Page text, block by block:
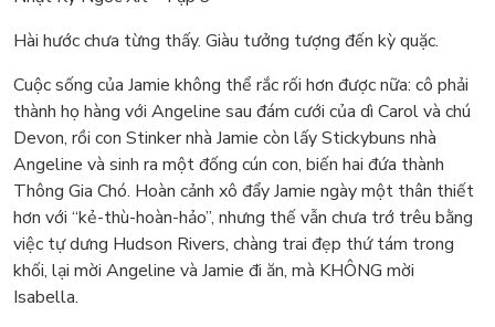
Hài hước chưa từng thấy. Giàu tưởng tượng đến kỳ quặc.
Cuộc sống của Jamie không thể rắc rối hơn được nữa: cô phải
thành họ hàng với Angeline sau đám cưới của dì Carol và chú
Devon, rồi con Stinker nhà Jamie còn lấy Stickybuns nhà
Angeline và sinh ra một đống cún con, biến hai đứa thành
Thông Gia Chó. Hoàn cảnh xô đẩy Jamie ngày một thân thiết
hơn với “kẻ-thù-hoàn-hảo”, nhưng thế vẫn chưa trớ trêu bằng
việc tự dưng Hudson Rivers, chàng trai đẹp thứ tám trong
khối, lại mời Angeline và Jamie đi ăn, mà KHÔNG mời
Isabella.